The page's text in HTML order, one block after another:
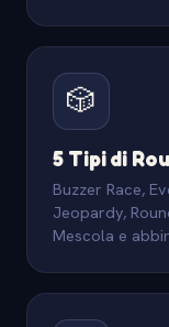
🎲
5 Tipi di
Buzzer Race,
Jeopardy,
Mescola e